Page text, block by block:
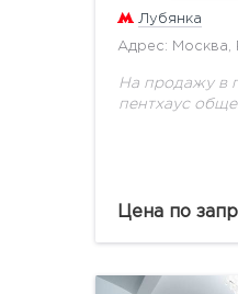
Лубянка
Адрес: Москва,
На продажу в
пентхаус
Цена по